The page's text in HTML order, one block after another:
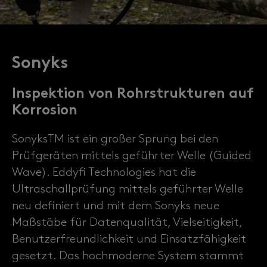
Sonyks
Inspektion von Rohrstrukturen auf
Korrosion
SonyksTM ist ein großer Sprung bei den
Prüfgeräten mittels geführter Welle (Guided
Wave). Eddyfi Technologies hat die
Ultraschallprüfung mittels geführter Welle
neu definiert und mit dem Sonyks neue
Maßstäbe für Datenqualität, Vielseitigkeit,
Benutzerfreundlichkeit und Einsatzfähigkeit
gesetzt. Das hochmoderne System stammt